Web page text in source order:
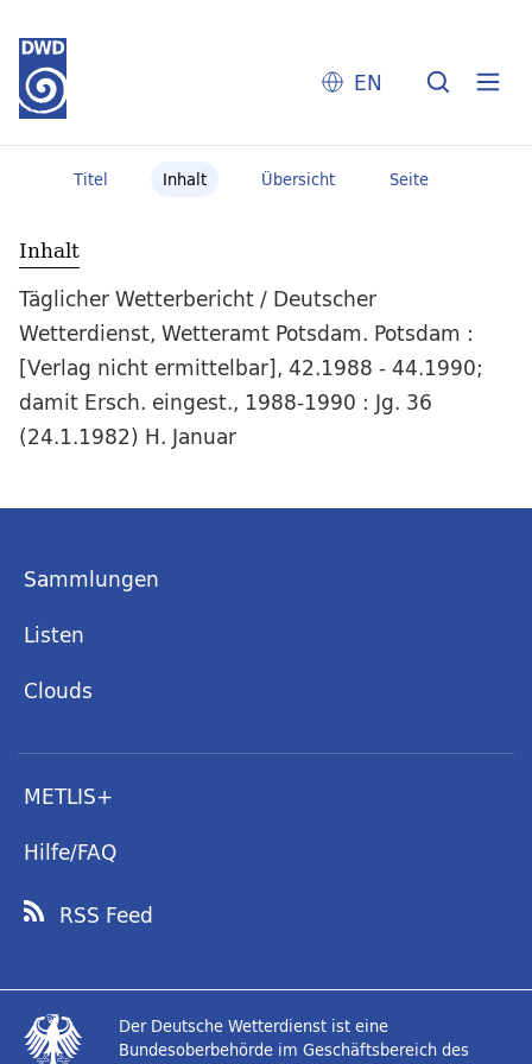
EN
Titel Inhalt Übersicht Seite
Inhalt
Täglicher Wetterbericht / Deutscher
Wetterdienst, Wetteramt Potsdam. Potsdam :
[Verlag nicht ermittelbar], 42.1988 - 44.1990;
damit Ersch. eingest., 1988-1990 : Jg. 36
(24.1.1982) H. Januar
Sammlungen
Listen
Clouds
METLIS+
Hilfe/FAQ
RSS Feed
Der Deutsche Wetterdienst ist eine
Bundesoberbehörde im Geschäftsbereich des